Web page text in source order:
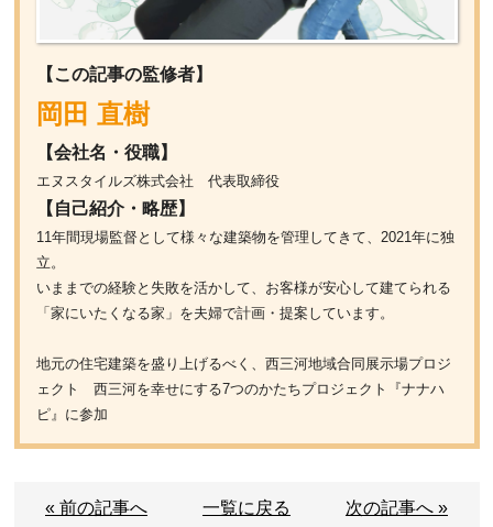
【この記事の監修者】
岡田 直樹
【会社名・役職】
エヌスタイルズ株式会社 代表取締役
【自己紹介・略歴】
11年間現場監督として様々な建築物を管理してきて、2021年に独
立。
いままでの経験と失敗を活かして、お客様が安心して建てられる
「家にいたくなる家」を夫婦で計画・提案しています。
地元の住宅建築を盛り上げるべく、西三河地域合同展示場プロジ
ェクト 西三河を幸せにする7つのかたちプロジェクト『ナナハ
ピ』に参加
« 前の記事へ 一覧に戻る 次の記事へ »